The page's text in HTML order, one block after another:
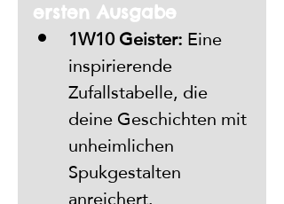
ersten Ausgabe
1W10 Geister: Eine
inspirierende
Zufallstabelle, die
deine Geschichten mit
unheimlichen
Spukgestalten